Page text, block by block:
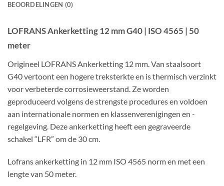
BEOORDELINGEN (0)
LOFRANS Ankerketting 12 mm G40| ISO 4565 | 50
meter
Origineel LOFRANS Ankerketting 12 mm. Van staalsoort
G40 vertoont een hogere treksterkte en is thermisch verzinkt
voor verbeterde corrosieweerstand. Ze worden
geproduceerd volgens de strengste procedures en voldoen
aan internationale normen en klassenverenigingen en -
regelgeving. Deze ankerketting heeft een gegraveerde
schakel “LFR” om de 30 cm.
Lofrans ankerketting in 12 mm ISO 4565 norm en met een
lengte van 50 meter.